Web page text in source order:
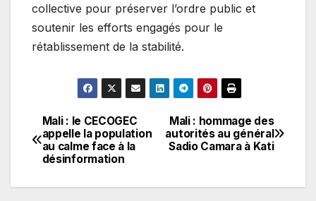
collective pour préserver l’ordre public et
soutenir les efforts engagés pour le
rétablissement de la stabilité.
Navigation
de
l’article
Mali : hommage des
autorités au général
Sadio Camara à Kati
Mali : le CECOGEC
appelle la population
au calme face à la
désinformation